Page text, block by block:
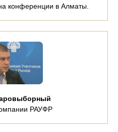
конференции в Алматы.
РАУФР